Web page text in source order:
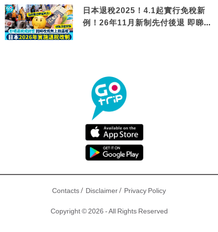
日本退稅2025！4.1起實行免稅新
例！26年11月新制先付後退 即睇步
Contacts/ Disclaimer/ Privacy Policy
Copyright © 2026 - All Rights Reserved